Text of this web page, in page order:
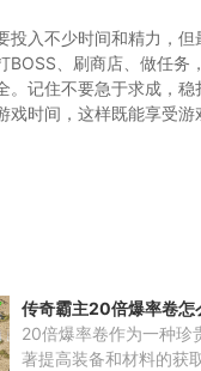
投入不少时间和精力，
BOSS、刷商店、做任务
。记住不要急于求成，
戏时间，这样既能享受
传奇霸主20倍爆率卷怎
20倍爆率卷作为一种珍
著提高装备和材料的获